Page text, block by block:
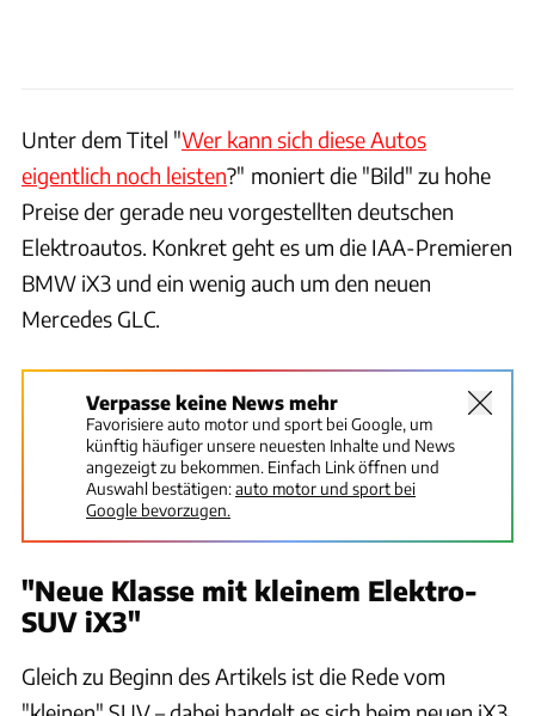
Unter dem Titel "Wer kann sich diese Autos
eigentlich noch leisten?" moniert die "Bild" zu hohe
Preise der gerade neu vorgestellten deutschen
Elektroautos. Konkret geht es um die IAA-Premieren
BMW iX3 und ein wenig auch um den neuen
Mercedes GLC.
Verpasse keine News mehr
Favorisiere auto motor und sport bei Google, um
künftig häufiger unsere neuesten Inhalte und News
angezeigt zu bekommen. Einfach Link öffnen und
Auswahl bestätigen:auto motor und sport bei
Google bevorzugen.
"Neue Klasse mit kleinem Elektro-
SUV iX3"
Gleich zu Beginn des Artikels ist die Rede vom